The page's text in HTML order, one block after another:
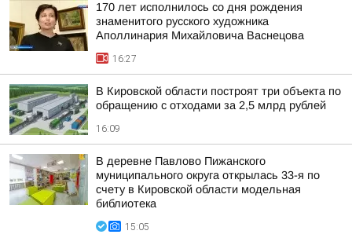
170 лет исполнилось со дня рождения
знаменитого русского художника
Аполлинария Михайловича Васнецова
16:27
В Кировской области построят три объекта по
обращению с отходами за 2,5 млрд рублей
16:09
В деревне Павлово Пижанского
муниципального округа открылась 33-я по
счету в Кировской области модельная
библиотека
15:05